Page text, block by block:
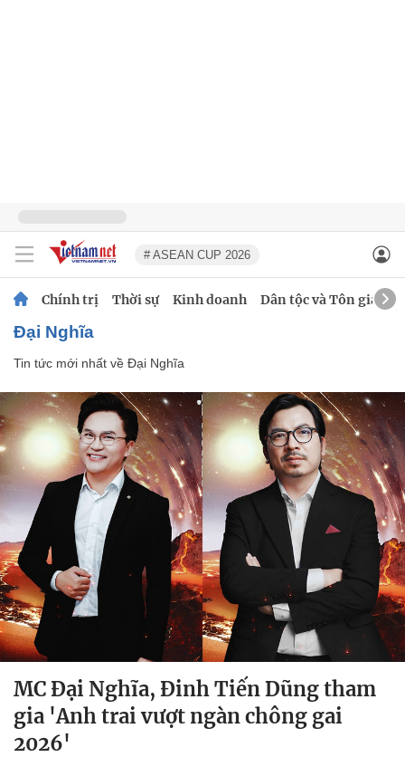
# ASEAN CUP 2026
Chính trị Thời sự Kinh doanh Dân tộc và Tôn giáo
Đại Nghĩa
Tin tức mới nhất về Đại Nghĩa
MC Đại Nghĩa, Đinh Tiến Dũng tham
gia 'Anh trai vượt ngàn chông gai
2026'